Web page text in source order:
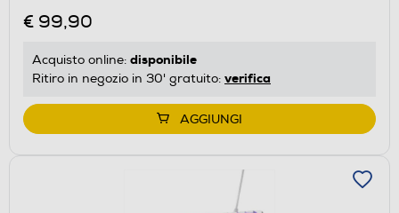
€ 99,90
Acquisto online: disponibile
Ritiro in negozio in 30' gratuito: verifica
AGGIUNGI